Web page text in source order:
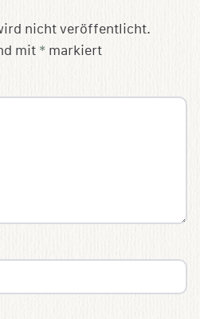
nicht veröffentlicht.
mit * markiert